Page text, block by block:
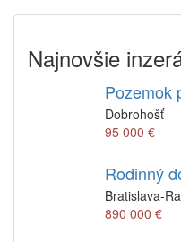
Najnovšie
Pozemok
Dobrohošť
95 000 €
Rodinný
Bratislava-
890 000 €